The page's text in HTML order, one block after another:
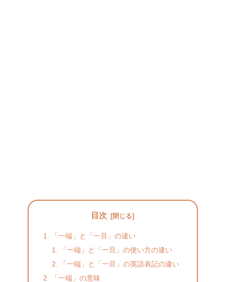
目次
「一端」と「一旦」の違い
「一端」と「一旦」の使い方の違い
「一端」と「一旦」の英語表記の違い
「一端」の意味